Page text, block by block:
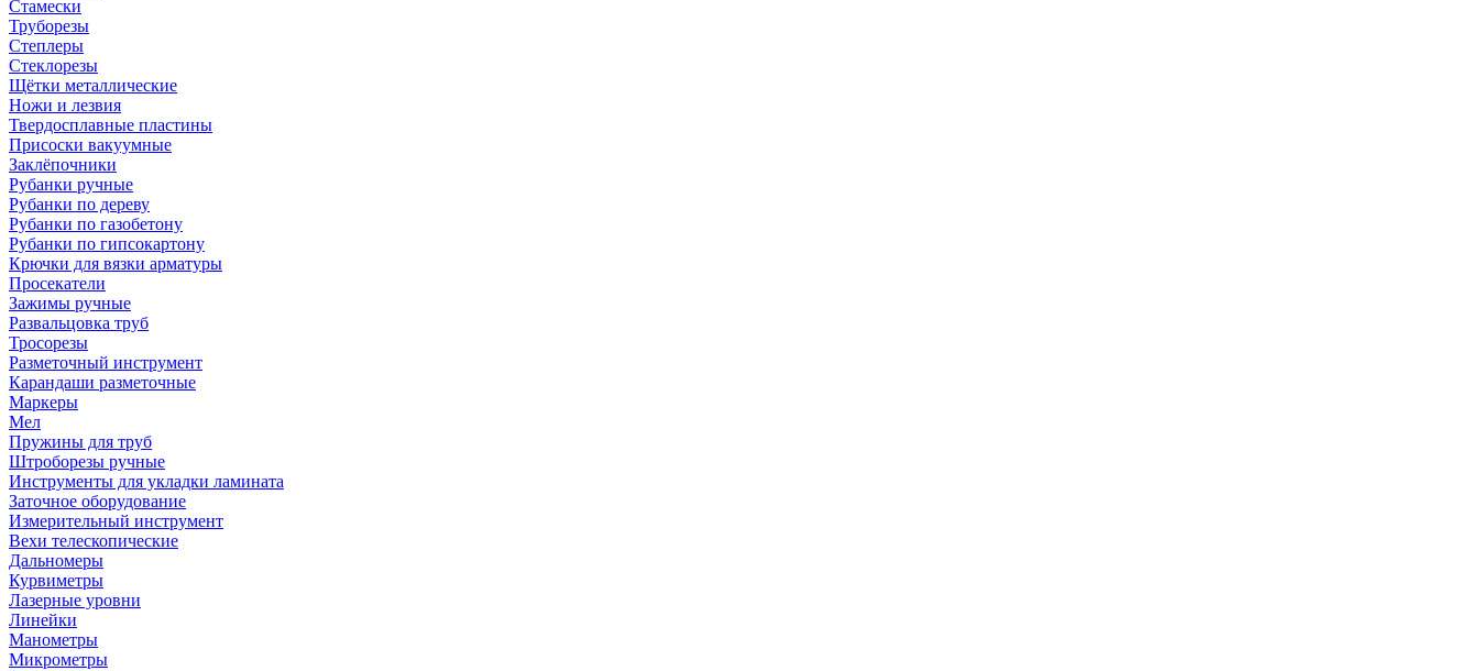
Стамески
Труборезы
Степлеры
Стеклорезы
Щётки металлические
Ножи и лезвия
Твердосплавные пластины
Присоски вакуумные
Заклёпочники
Рубанки ручные
Рубанки по дереву
Рубанки по газобетону
Рубанки по гипсокартону
Крючки для вязки арматуры
Просекатели
Зажимы ручные
Развальцовка труб
Тросорезы
Разметочный инструмент
Карандаши разметочные
Маркеры
Мел
Пружины для труб
Штроборезы ручные
Инструменты для укладки ламината
Заточное оборудование
Измерительный инструмент
Вехи телескопические
Дальномеры
Курвиметры
Лазерные уровни
Линейки
Манометры
Микрометры